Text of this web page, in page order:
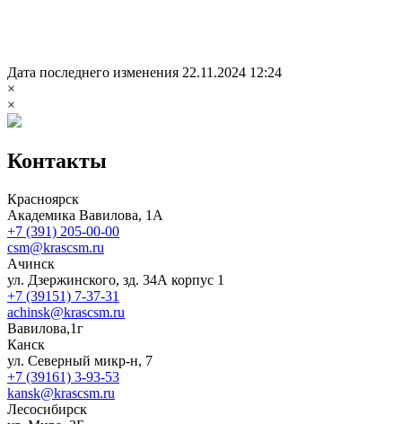
Дата последнего изменения 22.11.2024 12:24
×
×
Контакты
Красноярск
Академика Вавилова, 1А
+7 (391) 205-00-00
csm@krascsm.ru
Ачинск
ул. Дзержинского, зд. 34А корпус 1
+7 (39151) 7-37-31
achinsk@krascsm.ru
Вавилова,1г
Канск
ул. Северный микр-н, 7
+7 (39161) 3-93-53
kansk@krascsm.ru
Лесосибирск